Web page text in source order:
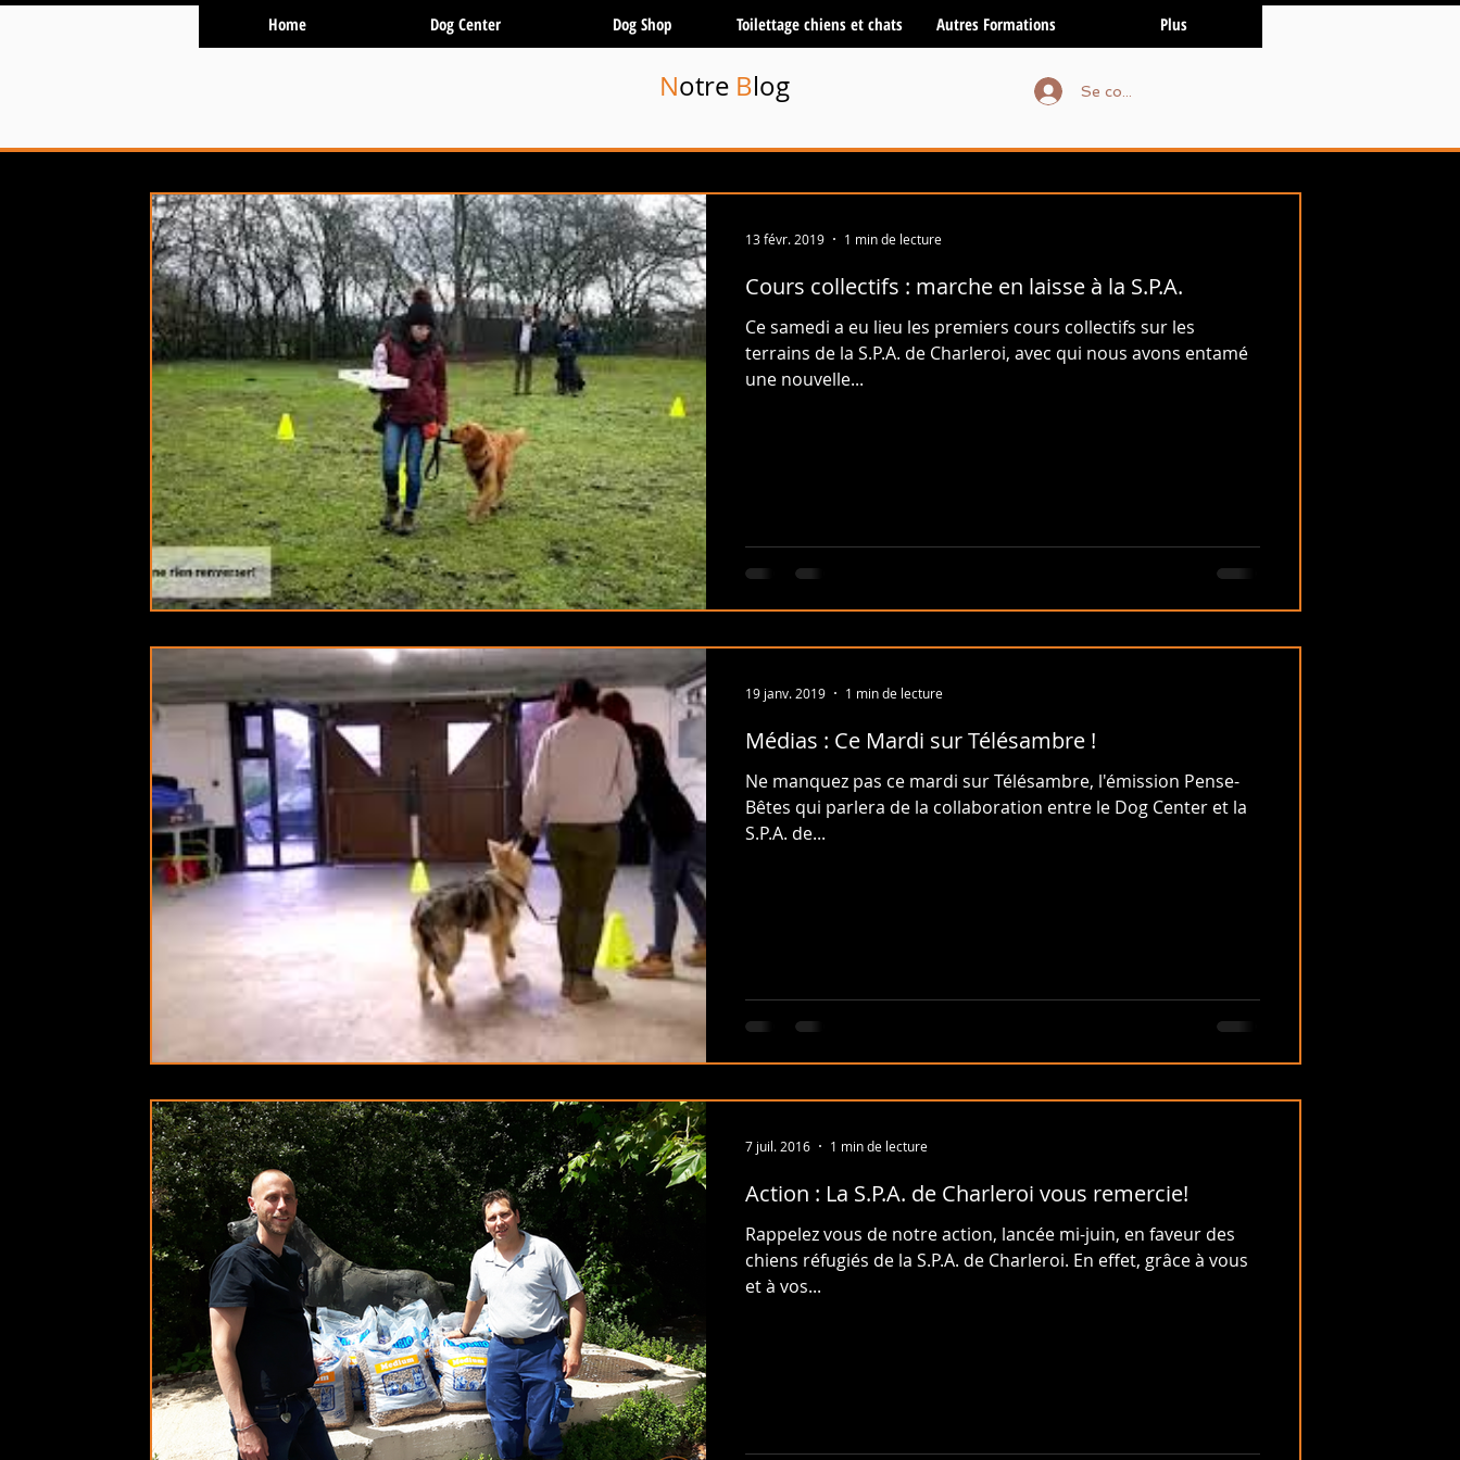
Home Dog Center Dog Shop Toilettage chiens et chats Autres Formations Plus
Se connecter
Notre Blog
Cours collectifs : marche en laisse à la S.P.A.
Ce samedi a eu lieu les premiers cours collectifs sur les
terrains de la S.P.A. de Charleroi, avec qui nous avons entamé
une nouvelle...
13 févr. 2019 1 min de lecture
Médias : Ce Mardi sur Télésambre !
Ne manquez pas ce mardi sur Télésambre, l'émission Pense-
Bêtes qui parlera de la collaboration entre le Dog Center et la
S.P.A. de...
19 janv. 2019 1 min de lecture
Action : La S.P.A. de Charleroi vous remercie!
Rappelez vous de notre action, lancée mi-juin, en faveur des
chiens réfugiés de la S.P.A. de Charleroi. En effet, grâce à vous
et à vos...
7 juil. 2016 1 min de lecture